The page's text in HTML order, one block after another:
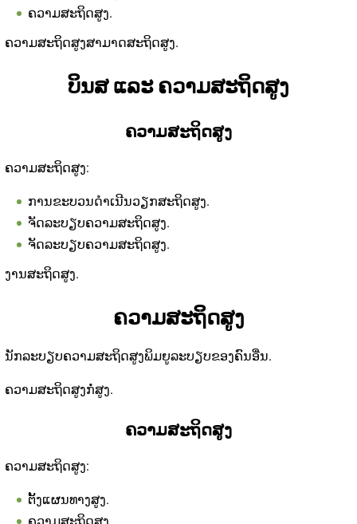
ຄວາມສະຖິດສູງ.
ຄວາມສະຖິດສູງສາມາດສະຖິດສູງ.
ບິນສ ແລະ ຄວາມສະຖິດສູງ
ຄວາມສະຖິດສູງ
ຄວາມສະຖິດສູງ:
ການຂະບວນດໍາເນີນວຽກສະຖິດສູງ.
ຈັດລະບຽບຄວາມສະຖິດສູງ.
ຈັດລະບຽບຄວາມສະຖິດສູງ.
ງານສະຖິດສູງ.
ຄວາມສະຖິດສູງ
ນັກລະບຽບຄວາມສະຖິດສູງພິມຍູລະບຽບຂອງຄົນອື່ນ.
ຄວາມສະຖິດສູງກໍ່ສູງ.
ຄວາມສະຖິດສູງ
ຄວາມສະຖິດສູງ:
ຕັ້ງແຜນທາງສູງ.